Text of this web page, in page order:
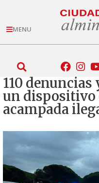
MENU
110
un dispositivo
acampada